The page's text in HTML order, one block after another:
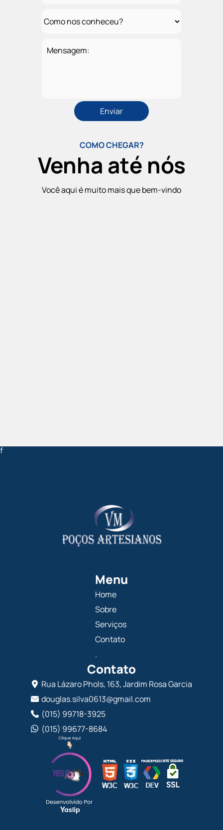
Mensagem:
COMO CHEGAR?
Venha até nós
Você aqui é muito mais que bem-vindo
f
Menu
Home
Sobre
Serviços
Contato
.
Contato
Rua Lázaro Phols, 163, Jardim Rosa Garcia
douglas.silva0613@gmail.com
(015) 99718-3925
(015) 99677-8684